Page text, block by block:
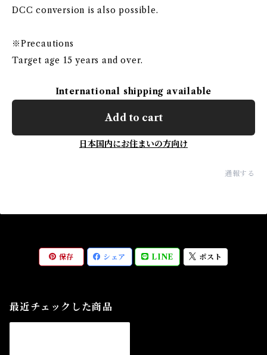
DCC conversion is also possible.
※Precautions
Target age 15 years and over.
International shipping available
Add to cart
日本国内にお住まいの方向け
通報する
保存 シェア LINE ポスト
最近チェックした商品